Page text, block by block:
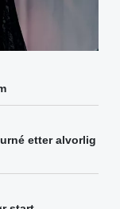
etter alvorlig